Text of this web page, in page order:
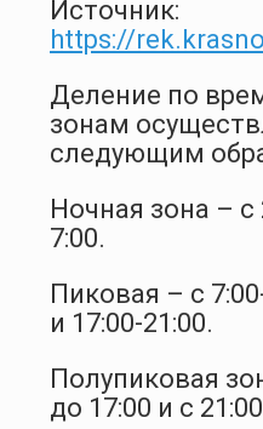
Источник:
https://
Деление по
зонам
следующим
Ночная зона – с
7:00.
Пиковая – с
и 17:00-21:00.
Полупиковая
до 17:00 и с